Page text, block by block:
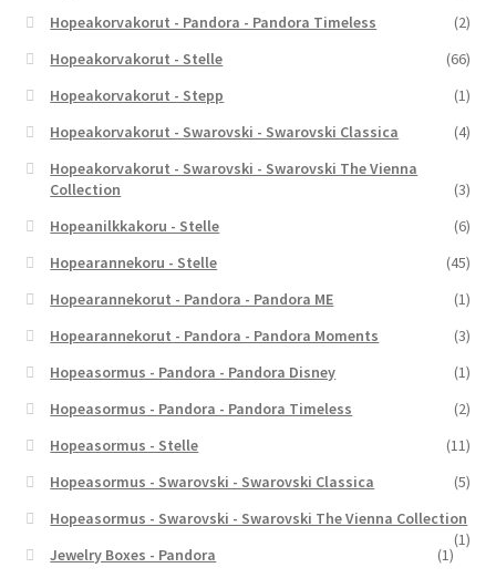
Hopeakorvakorut - Pandora - Pandora Timeless
(2)
Hopeakorvakorut - Stelle
(66)
Hopeakorvakorut - Stepp
(1)
Hopeakorvakorut - Swarovski - Swarovski Classica
(4)
Hopeakorvakorut - Swarovski - Swarovski The Vienna
Collection
(3)
Hopeanilkkakoru - Stelle
(6)
Hopearannekoru - Stelle
(45)
Hopearannekorut - Pandora - Pandora ME
(1)
Hopearannekorut - Pandora - Pandora Moments
(3)
Hopeasormus - Pandora - Pandora Disney
(1)
Hopeasormus - Pandora - Pandora Timeless
(2)
Hopeasormus - Stelle
(11)
Hopeasormus - Swarovski - Swarovski Classica
(5)
Hopeasormus - Swarovski - Swarovski The Vienna Collection
(1)
Jewelry Boxes - Pandora (1)